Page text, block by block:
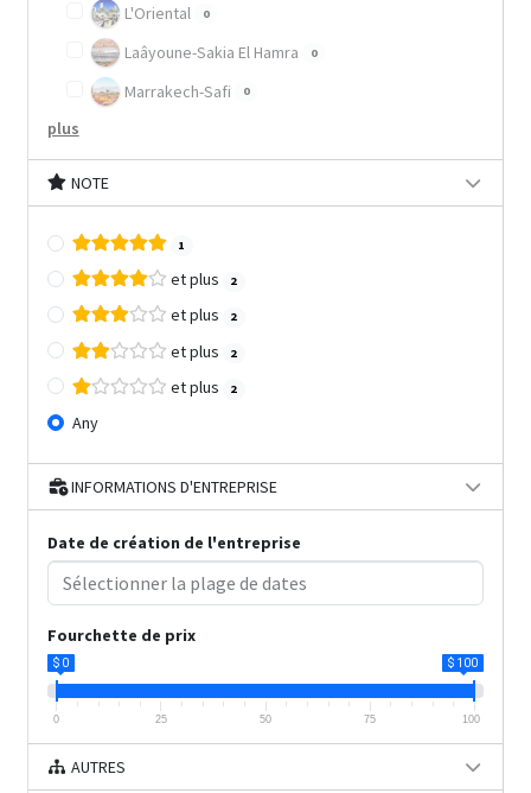
L'Oriental 0
Laâyoune-Sakia El Hamra 0
Marrakech-Safi 0
plus
NOTE
1
et plus 2
et plus 2
et plus 2
et plus 2
Any
INFORMATIONS D'ENTREPRISE
Date de création de l'entreprise
Fourchette de prix
$ 0 $ 100
0 25 50 75 100
AUTRES